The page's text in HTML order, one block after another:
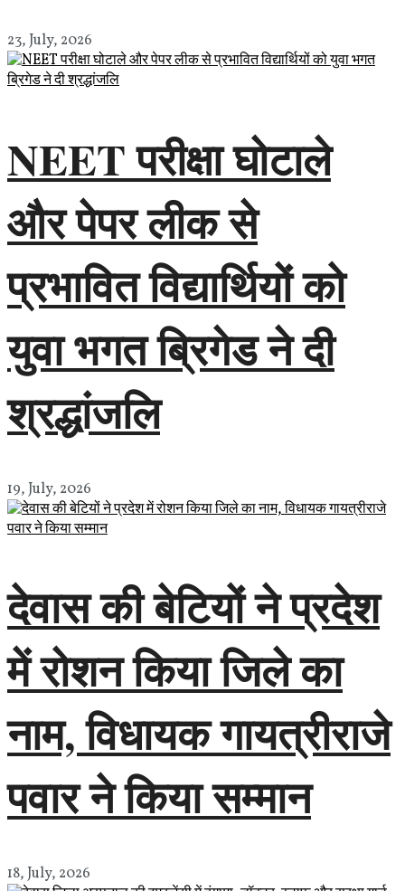
23, July, 2026
NEET परीक्षा घोटाले
और पेपर लीक से
प्रभावित विद्यार्थियों को
युवा भगत ब्रिगेड ने दी
श्रद्धांजलि
19, July, 2026
देवास की बेटियों ने प्रदेश
में रोशन किया जिले का
नाम, विधायक गायत्रीराजे
पवार ने किया सम्मान
18, July, 2026